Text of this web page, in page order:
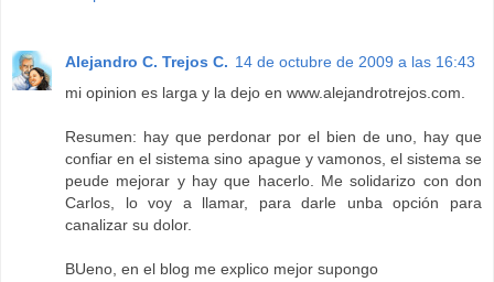
Alejandro C. Trejos C. 14 de octubre de 2009 a las 16:43
mi opinion es larga y la dejo en www.alejandrotrejos.com.
Resumen: hay que perdonar por el bien de uno, hay que
confiar en el sistema sino apague y vamonos, el sistema se
peude mejorar y hay que hacerlo. Me solidarizo con don
Carlos, lo voy a llamar, para darle unba opción para
canalizar su dolor.
BUeno, en el blog me explico mejor supongo